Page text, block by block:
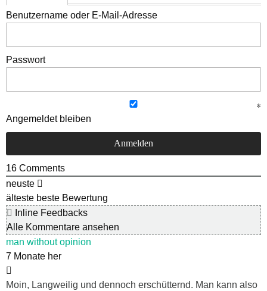
Benutzername oder E-Mail-Adresse
Passwort
Angemeldet bleiben
16 Comments
neuste
älteste beste Bewertung
Inline Feedbacks
Alle Kommentare ansehen
man without opinion
7 Monate her
Moin, Langweilig und dennoch erschütternd. Man kann also